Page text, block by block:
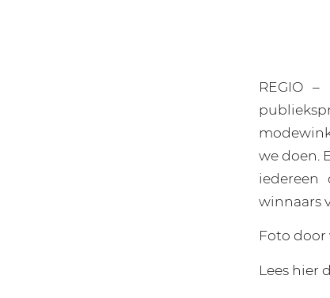
REGIO
we doen.
iedereen
winnaars
Foto
Lees hier